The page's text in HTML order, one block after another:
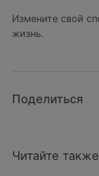
Измените свой
жизнь.
Поделиться
Читайте также